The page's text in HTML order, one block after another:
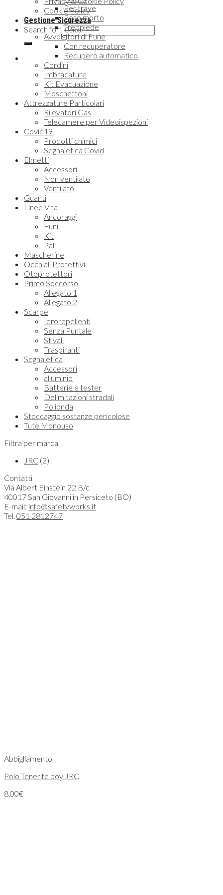
Cookie Policy
Gestione Sicurezza
Search for:
Per trave
Peso morto
Treppiede
Avvolgitori di Fune
Con recuperatore
Recupero automatico
Cordini
Imbracature
Kit Evacuazione
Moschettoni
Attrezzature Particolari
Rilevatori Gas
Telecamere per Videoispezioni
Covid19
Prodotti chimici
Segnaletica Covid
Elmetti
Accessori
Non ventilato
Ventilato
Guanti
Linee Vita
Ancoraggi
Funi
Kit
Pali
Mascherine
Occhiali Protettivi
Otoprotettori
Primo Soccorso
Allegato 1
Allegato 2
Scarpe
Idrorepellenti
Senza Puntale
Stivali
Traspiranti
Segnaletica
Accessori
alluminio
Batterie e tester
Delimitazioni stradali
Polionda
Stoccaggio sostanze pericolose
Tute Monouso
Filtra per marca
JRC (2)
Contatti
Via Albert Einstein 22 B/c
40017 San Giovanni in Persiceto (BO)
E-mail: info@safetyworks.it
Tel. 051 2812747
Abbigliamento
Polo Tenerife boy JRC
8,00€